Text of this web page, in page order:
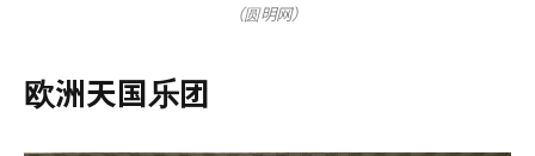
（圆明网）
欧洲天国乐团